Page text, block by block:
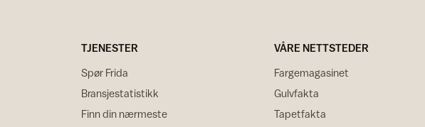
TJENESTER
Spør Frida
Bransjestatistikk
Finn din nærmeste
VÅRE NETTSTEDER
Fargemagasinet
Gulvfakta
Tapetfakta